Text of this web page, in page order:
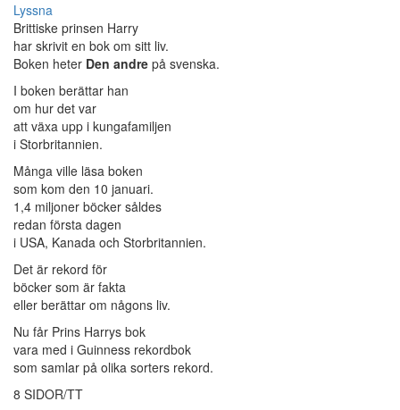
Lyssna
Brittiske prinsen Harry
har skrivit en bok om sitt liv.
Boken heter Den andre på svenska.
I boken berättar han
om hur det var
att växa upp i kungafamiljen
i Storbritannien.
Många ville läsa boken
som kom den 10 januari.
1,4 miljoner böcker såldes
redan första dagen
i USA, Kanada och Storbritannien.
Det är rekord för
böcker som är fakta
eller berättar om någons liv.
Nu får Prins Harrys bok
vara med i Guinness rekordbok
som samlar på olika sorters rekord.
8 SIDOR/TT